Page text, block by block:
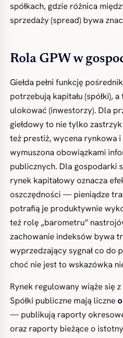
spółkach, gdzie różnica
sprzedaży (spread) bywa
Rola GPW w
Giełda pełni funkcję
potrzebują kapitału (spółki),
ulokować (inwestorzy). Dla
giełdowy to nie tylko
też prestiż, wycena rynkowa
wymuszona obowiązkami
publicznych. Dla gospodarki
rynek kapitałowy oznacza
oszczędności — pieniądze
potrafią je produktywnie
też rolę „barometru”
zachowanie indeksów bywa
wyprzedzający sygnał co do
choć nie jest to wskazówka
Rynek regulowany wiąże się
Spółki publiczne mają liczne
— publikują raporty
oraz raporty bieżące o